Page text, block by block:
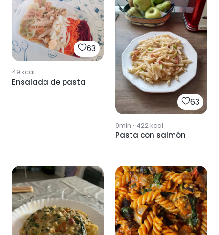
63
49 kcal
Ensalada de pasta
63
9min · 422kcal
Pasta con salmón